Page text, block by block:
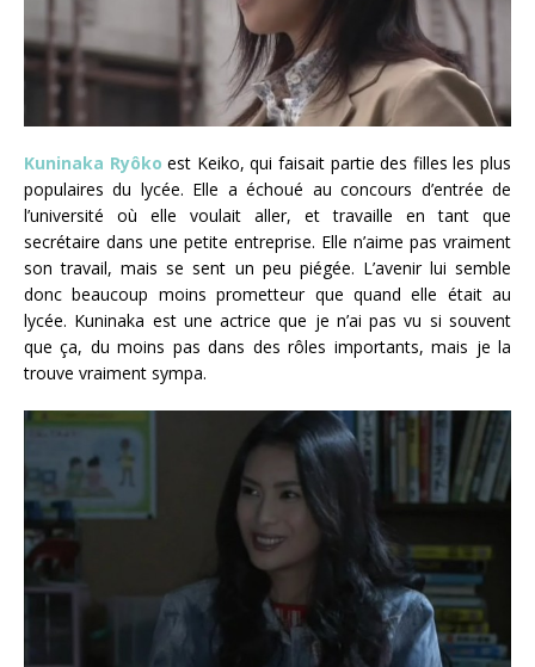
Kuninaka Ryôko est Keiko, qui faisait partie des filles les plus
populaires du lycée. Elle a échoué au concours d’entrée de
l’université où elle voulait aller, et travaille en tant que
secrétaire dans une petite entreprise. Elle n’aime pas vraiment
son travail, mais se sent un peu piégée. L’avenir lui semble
donc beaucoup moins prometteur que quand elle était au
lycée. Kuninaka est une actrice que je n’ai pas vu si souvent
que ça, du moins pas dans des rôles importants, mais je la
trouve vraiment sympa.